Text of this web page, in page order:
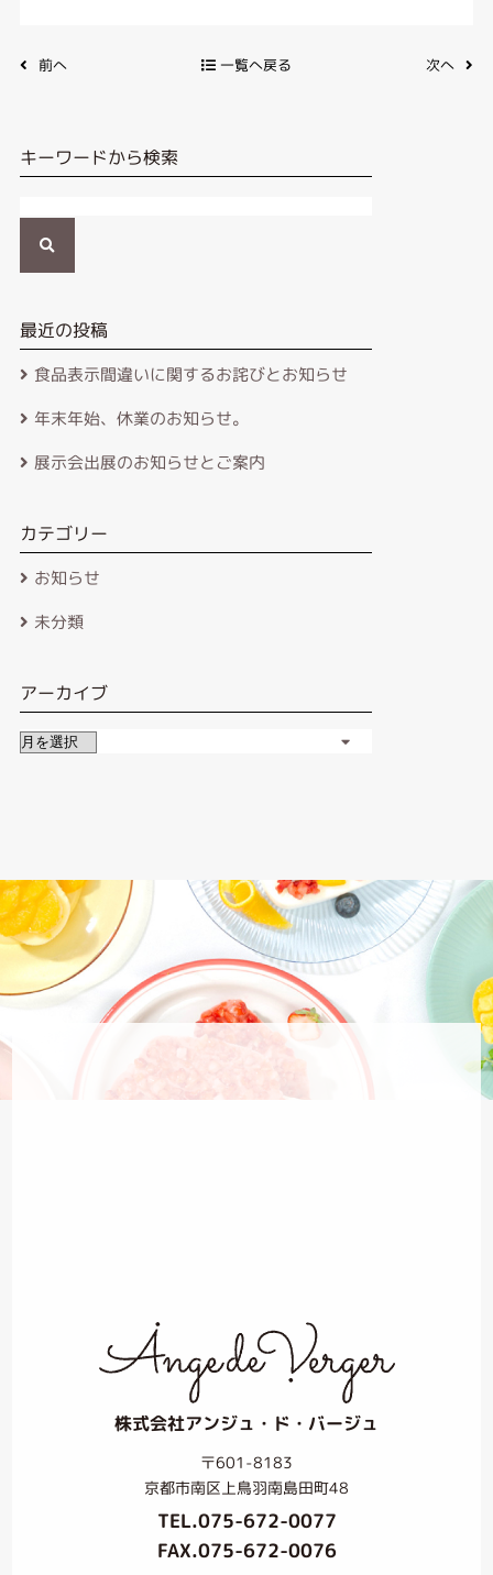
前へ 一覧へ戻る 次へ
キーワードから検索
最近の投稿
食品表示間違いに関するお詫びとお知らせ
年末年始、休業のお知らせ。
展示会出展のお知らせとご案内
カテゴリー
お知らせ
未分類
アーカイブ
株式会社アンジュ・ド・バージュ
〒601-8183
京都市南区上鳥羽南島田町48
TEL.075-672-0077
FAX.075-672-0076